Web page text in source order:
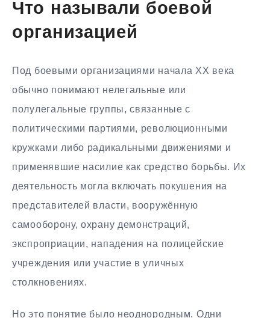
Что называли боевой
организацией
Под боевыми организациями начала XX века
обычно понимают нелегальные или
полулегальные группы, связанные с
политическими партиями, революционными
кружками либо радикальными движениями и
применявшие насилие как средство борьбы. Их
деятельность могла включать покушения на
представителей власти, вооружённую
самооборону, охрану демонстраций,
экспроприации, нападения на полицейские
учреждения или участие в уличных
столкновениях.
Но это понятие было неоднородным. Одни